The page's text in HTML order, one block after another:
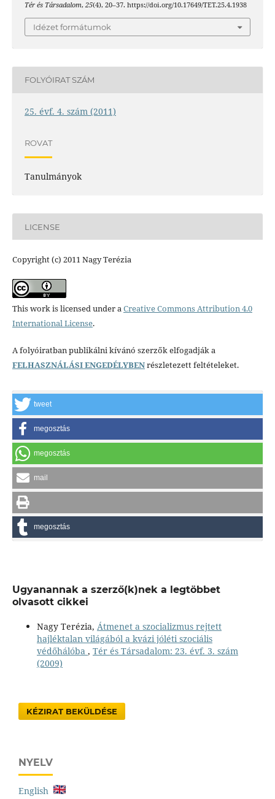
Tér és Társadalom, 25(4), 20–37. https://doi.org/10.17649/TET.25.4.1938
Idézet formátumok
FOLYÓIRAT SZÁM
25. évf. 4. szám (2011)
ROVAT
Tanulmányok
LICENSE
Copyright (c) 2011 Nagy Terézia
This work is licensed under aCreative Commons Attribution 4.0
International License.
A folyóiratban publikálni kívánó szerzők elfogadják a
FELHASZNÁLÁSI ENGEDÉLYBENrészletezett feltételeket.
tweet
megosztás
megosztás
mail
megosztás
Ugyanannak a szerző(k)nek a legtöbbet
olvasott cikkei
Nagy Terézia, Átmenet a szocializmus rejtett
hajléktalan világából a kvázi jóléti szociális
védőhálóba , Tér és Társadalom: 23. évf. 3. szám
(2009)
KÉZIRAT BEKÜLDÉSE
NYELV
English